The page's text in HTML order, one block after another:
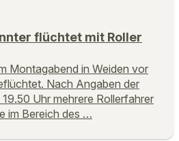
flüchtet mit Roller
Montagabend in Weiden vor
Nach Angaben der
Uhr mehrere Rollerfahrer
im Bereich des …